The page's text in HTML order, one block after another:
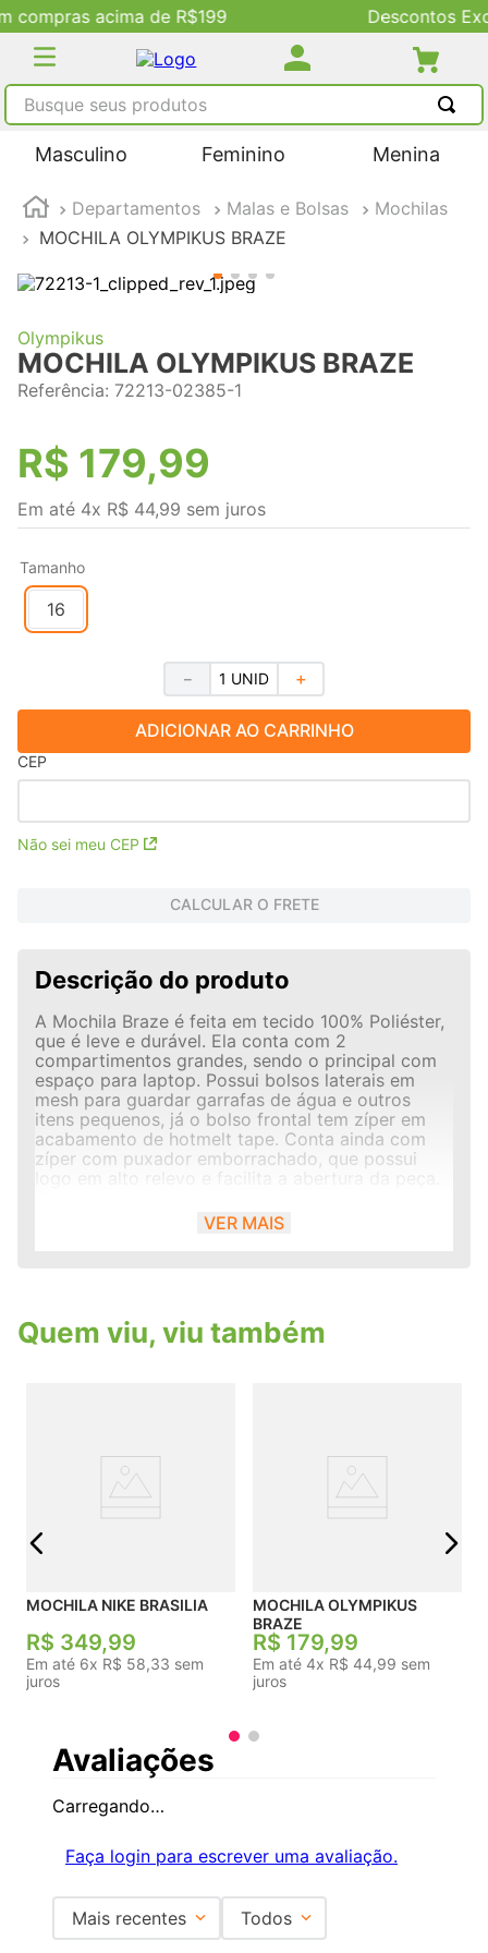
Descontos Exclusivos no Site
Busque seus produtos
Masculino Feminino Menina
Departamentos Malas e Bolsas
Mochilas
MOCHILA OLYMPIKUS BRAZE
Olympikus
MOCHILA OLYMPIKUS BRAZE
Referência: 72213-02385-1
R$ 179,99
Em até 4x R$ 44,99 sem juros
Tamanho
16
＋
－
ADICIONAR AO CARRINHO
CEP
Não sei meu CEP
CALCULAR O FRETE
Descrição do produto
A Mochila Braze é feita em tecido 100% Poliéster,
que é leve e durável. Ela conta com 2
compartimentos grandes, sendo o principal com
espaço para laptop. Possui bolsos laterais em
mesh para guardar garrafas de água e outros
itens pequenos, já o bolso frontal tem zíper em
acabamento de hotmelt tape. Conta ainda com
zíper com puxador emborrachado, que possui
logo em alto relevo e facilita a abertura da peça.
firme ao corpo, além da alça de mão que é uma
opção prática para carregar a mochila. Possui
refletivas que aumentam a visibilidade,trazendo
muito mais segurança para os atletas que
praticam esportes em locais com pouca
44,5cm, Largura: 31cm e Profundidade 12cm
Bolso Frontal Capacidade 16 L
VER MAIS
Quem viu, viu também
MOCHILA NIKE BRASILIA
R$ 349,99
Em até 6x R$ 58,33 sem
juros
MOCHILA OLYMPIKUS
BRAZE
R$ 179,99
Em até 4x R$ 44,99 sem
juros
Avaliações
Carregando…
Faça login para escrever uma avaliação.
Mais recentes Todos
TERMOS MAIS BUSCADOS
2
tenis feminino
4º
adidas
5º tenis